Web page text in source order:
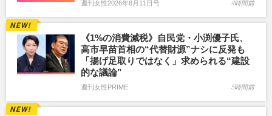
週刊女性2026年8月11日号 4時間前
《1%の消費減税》自民党・小渕優子氏、
高市早苗首相の“代替財源”ナシに反発も
「揚げ足取りではなく」求められる“建設
的な議論”
週刊女性PRIME 5時間前